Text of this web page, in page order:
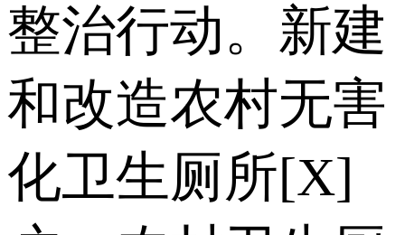
整治行动。新建
和改造农村无害
化卫生厕所[X]